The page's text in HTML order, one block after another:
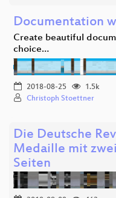
Documentation
Create beautiful
choice…
2018-08-25
1.5k
Christoph Stoettner
Die Deutsche
Medaille mit
Seiten